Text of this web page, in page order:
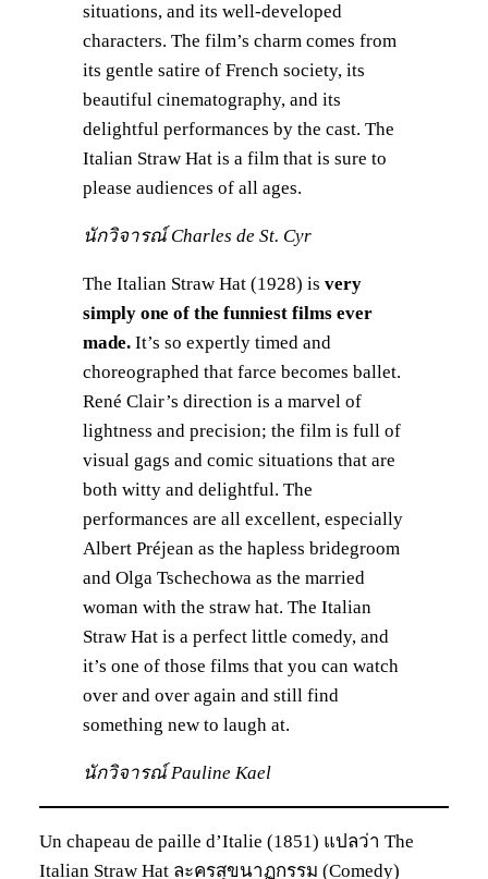
situations, and its well-developed
characters. The film’s charm comes from
its gentle satire of French society, its
beautiful cinematography, and its
delightful performances by the cast. The
Italian Straw Hat is a film that is sure to
please audiences of all ages.
นักวิจารณ์ Charles de St. Cyr
The Italian Straw Hat (1928) is very
simply one of the funniest films ever
made. It’s so expertly timed and
choreographed that farce becomes ballet.
René Clair’s direction is a marvel of
lightness and precision; the film is full of
visual gags and comic situations that are
both witty and delightful. The
performances are all excellent, especially
Albert Préjean as the hapless bridegroom
and Olga Tschechowa as the married
woman with the straw hat. The Italian
Straw Hat is a perfect little comedy, and
it’s one of those films that you can watch
over and over again and still find
something new to laugh at.
นักวิจารณ์ Pauline Kael
Un chapeau de paille d’Italie (1851) แปลว่า The
Italian Straw Hat ละครสุขนาฏกรรม (Comedy)